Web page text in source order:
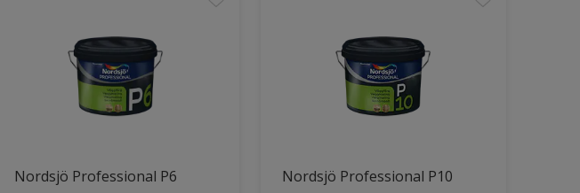
Nordsjö Professional P6 Nordsjö Professional P10